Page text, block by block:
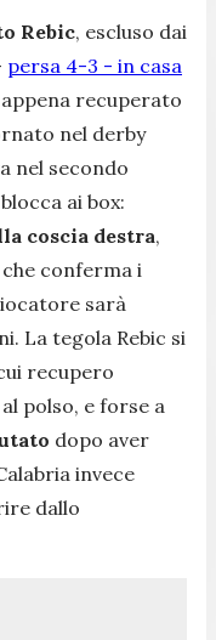
Rebic, escluso dai
persa 4-3 - in casa
recuperato
nel derby
nel secondo
ai box:
coscia destra,
conferma i
sarà
La tegola Rebic si
recupero
polso, e forse a
dopo aver
invece
dallo